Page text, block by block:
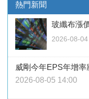
熱門新聞
玻纖布漲
2026-08-
威剛今年EPS年增率
2026-08-05 14:00